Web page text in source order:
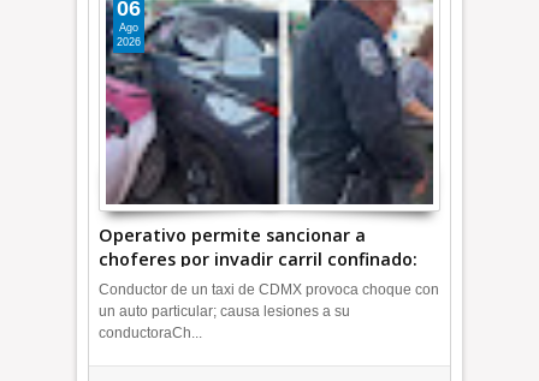
Operativo permite sancionar a
choferes por invadir carril confinado:
Ecatepec +Video | INFORMATIVA
06
Ago
2026
Conductor de un taxi de CDMX provoca choque con
un auto particular; causa lesiones a su
conductoraCh...